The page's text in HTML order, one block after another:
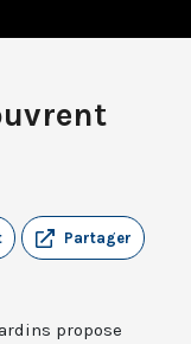
Partager
propose